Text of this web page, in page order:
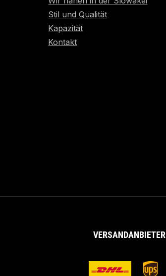
Stil und Qualität
Kapazität
Kontakt
VERSANDANBIETER